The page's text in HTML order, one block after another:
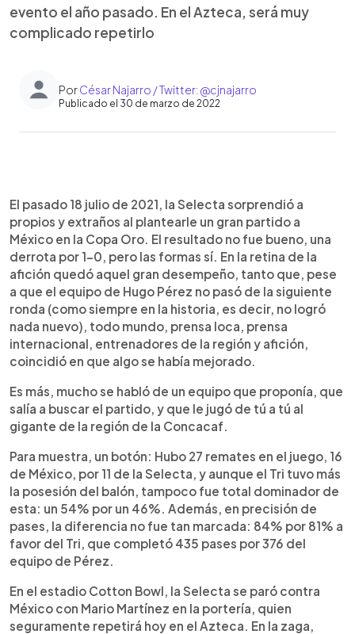
evento el año pasado. En el Azteca, será muy
complicado repetirlo
PorCésar Najarro / Twitter: @cjnajarro
Publicado el 30 de marzo de 2022
► Escuchar artículo
El pasado 18 julio de 2021, la Selecta sorprendió a
propios y extraños al plantearle un gran partido a
México en la Copa Oro. El resultado no fue bueno, una
derrota por 1-0, pero las formas sí. En la retina de la
afición quedó aquel gran desempeño, tanto que, pese
a que el equipo de Hugo Pérez no pasó de la siguiente
ronda (como siempre en la historia, es decir, no logró
nada nuevo), todo mundo, prensa loca, prensa
internacional, entrenadores de la región y afición,
coincidió en que algo se había mejorado.
Es más, mucho se habló de un equipo que proponía, que
salía a buscar el partido, y que le jugó de tú a tú al
gigante de la región de la Concacaf.
Para muestra, un botón: Hubo 27 remates en el juego, 16
de México, por 11 de la Selecta, y aunque el Tri tuvo más
la posesión del balón, tampoco fue total dominador de
esta: un 54% por un 46%. Además, en precisión de
pases, la diferencia no fue tan marcada: 84% por 81% a
favor del Tri, que completó 435 pases por 376 del
equipo de Pérez.
En el estadio Cotton Bowl, la Selecta se paró contra
México con Mario Martínez en la portería, quien
seguramente repetirá hoy en el Azteca. En la zaga,